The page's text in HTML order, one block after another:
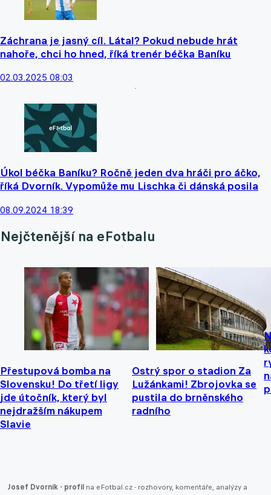
Záchrana je jasný cíl. Látal? Pokud nebude hrát
nahoře, chci ho hned, říká trenér béčka Baníku
02.03.2025 08:03
Úkol béčka Baníku? Ročně jeden dva hráči pro áčko,
říká Dvorník. Vypomůže mu Lischka či dánská posila
08.09.2024 18:39
Nejčtenější na eFotbalu
Přestupová bomba na
Slovensku! Do třetí ligy
jde útočník, který byl
nejdražším nákupem
Slavie
Ostrý spor o stadion Za
Lužánkami! Zbrojovka se
pustila do brněnského
radního
Josef Dvorník - profil na eFotbal.cz - rozhovory, komentáře, analýzy a